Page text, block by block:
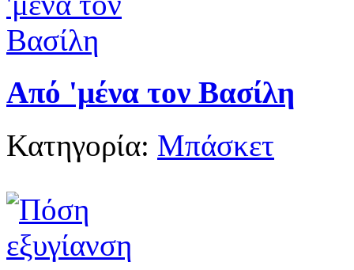
Από 'μένα τον Βασίλη
Κατηγορία: Μπάσκετ